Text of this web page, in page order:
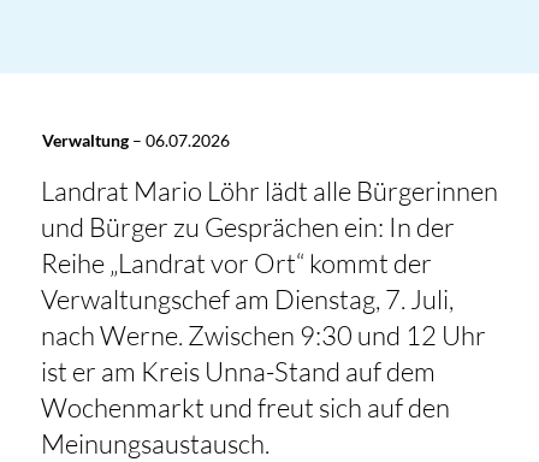
Verwaltung– 06.07.2026
Landrat Mario Löhr lädt alle Bürgerinnen
und Bürger zu Gesprächen ein: In der
Reihe „Landrat vor Ort“ kommt der
Verwaltungschef am Dienstag, 7. Juli,
nach Werne. Zwischen 9:30 und 12 Uhr
ist er am Kreis Unna-Stand auf dem
Wochenmarkt und freut sich auf den
Meinungsaustausch.